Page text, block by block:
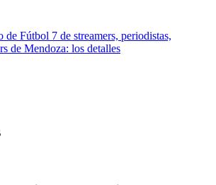
Fútbol 7 de streamers, periodistas,
de Mendoza: los detalles